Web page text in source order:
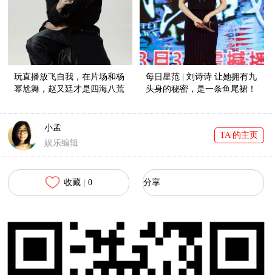
玩直播放飞自我，在片场和杨
幂尬舞，赵又廷才是四海八荒
每日星范 | 刘诗诗 让她拥有九
头身的秘密，是一条鱼尾裙！
小孟
娱乐编辑
TA 的主页
收藏 | 0 分享